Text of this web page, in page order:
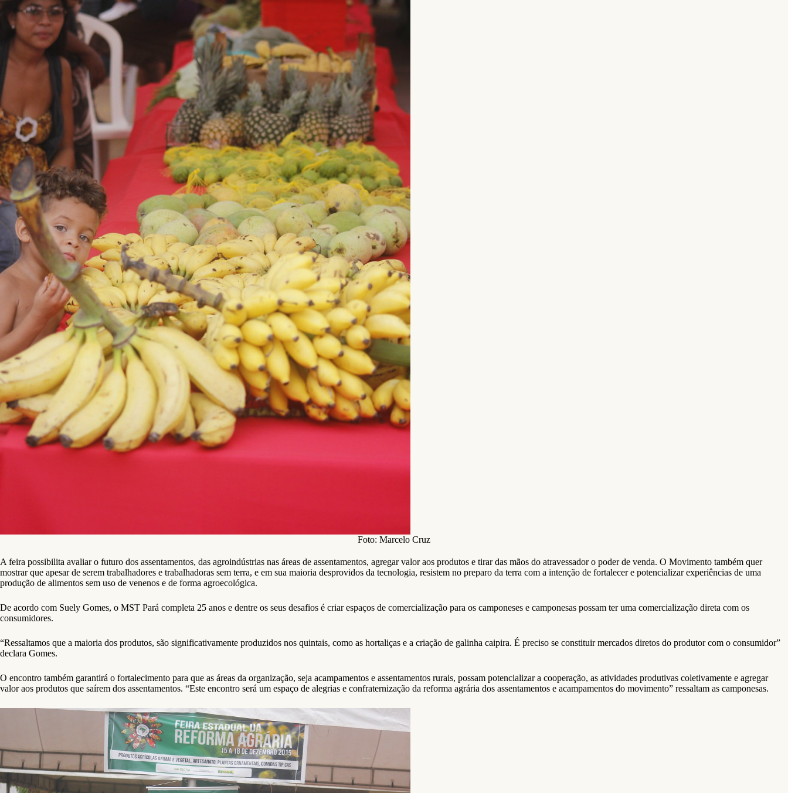
Foto: Marcelo Cruz
A feira possibilita avaliar o futuro dos assentamentos, das agroindústrias nas áreas de assentamentos, agregar valor aos produtos e tirar das mãos do atravessador o poder de venda. O Movimento também quer
mostrar que apesar de serem trabalhadores e trabalhadoras sem terra, e em sua maioria desprovidos da tecnologia, resistem no preparo da terra com a intenção de fortalecer e potencializar experiências de uma
produção de alimentos sem uso de venenos e de forma agroecológica.
De acordo com Suely Gomes, o MST Pará completa 25 anos e dentre os seus desafios é criar espaços de comercialização para os camponeses e camponesas possam ter uma comercialização direta com os
consumidores.
“Ressaltamos que a maioria dos produtos, são significativamente produzidos nos quintais, como as hortaliças e a criação de galinha caipira. É preciso se constituir mercados diretos do produtor com o consumidor”
declara Gomes.
O encontro também garantirá o fortalecimento para que as áreas da organização, seja acampamentos e assentamentos rurais, possam potencializar a cooperação, as atividades produtivas coletivamente e agregar
valor aos produtos que saírem dos assentamentos. “Este encontro será um espaço de alegrias e confraternização da reforma agrária dos assentamentos e acampamentos do movimento” ressaltam as camponesas.